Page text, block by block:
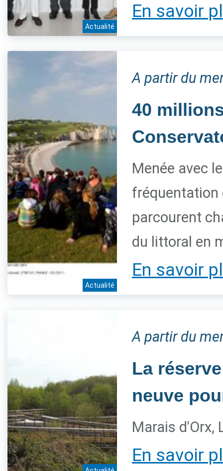
Actualité
En savoir
Actualité
A partir du
40
Menée avec
fréquentation
parcourent
du littoral en
En savoir
A partir du
La
neuve
Marais d'Orx,
En savoir